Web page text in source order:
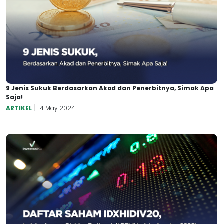
9 Jenis Sukuk Berdasarkan Akad dan Penerbitnya, Simak Apa
Saja!
ARTIKEL | 14 May 2024